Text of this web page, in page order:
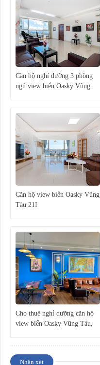
Căn hộ nghỉ dưỡng 3 phòng
ngủ view biển Oasky Vũng
Căn hộ view biển Oasky Vũng
Tàu 21I
Cho thuê nghỉ dưỡng căn hộ
view biển Oasky Vũng Tàu,
Nhận xét